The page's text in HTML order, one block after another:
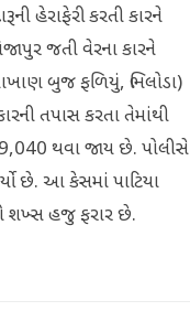
હેરાફેરી કરતી કારને
જતી વેરના કારને
બુજ ફળિયું, ભિલોડા)
તપાસ કરતા તેમાંથી
થવા જાય છે. પોલીસે
છે. આ કેસમાં પાટિયા
શખ્સ હજુ ફરાર છે.